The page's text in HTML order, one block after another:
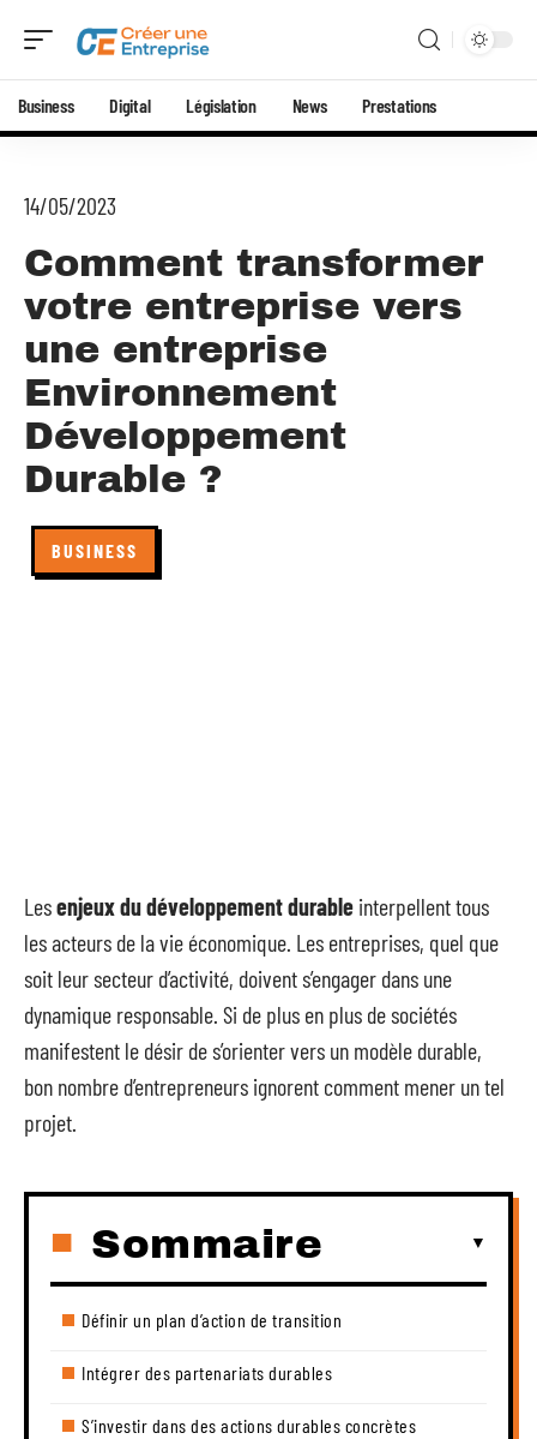
Business Digital Législation News Prestations
14/05/2023
Comment transformer
votre entreprise vers
une entreprise
Environnement
Développement
Durable ?
BUSINESS
Lesenjeux du développement durable interpellent tous
les acteurs de la vie économique. Les entreprises, quel que
soit leur secteur d’activité, doivent s’engager dans une
dynamique responsable. Si de plus en plus de sociétés
manifestent le désir de s’orienter vers un modèle durable,
bon nombre d’entrepreneurs ignorent comment mener un tel
projet.
Sommaire
Définir un plan d’action de transition
Intégrer des partenariats durables
S’investir dans des actions durables concrètes